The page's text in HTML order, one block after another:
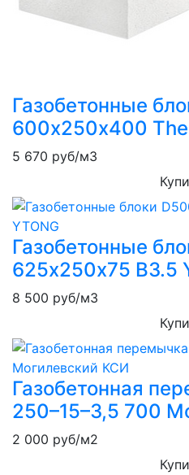
Газобетонные
600х250х400
5 670 руб/м3
Газобетонные
625х250х75 B3.5
8 500 руб/м3
Газобетонная
250–15–3,5 700
2 000 руб/м2